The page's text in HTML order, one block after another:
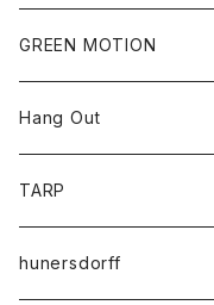
GREEN MOTION
Hang Out
TARP
hunersdorff